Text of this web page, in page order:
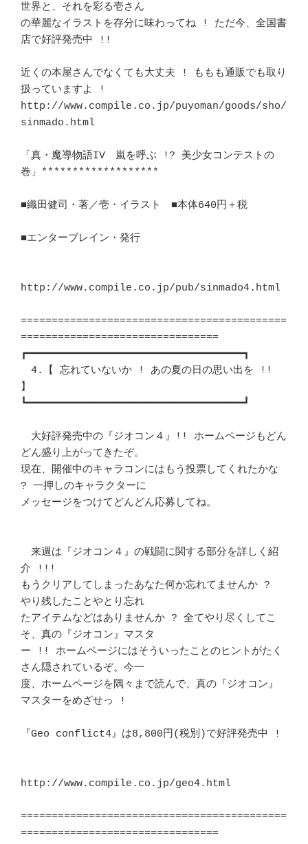
世界と、それを彩る壱さん
の華麗なイラストを存分に味わってね ! ただ今、全国書
店で好評発売中 !!
近くの本屋さんでなくても大丈夫 ! ももも通販でも取り
扱っていますよ !
http://www.compile.co.jp/puyoman/goods/sho/
sinmado.html
「真・魔導物語IV　嵐を呼ぶ !? 美少女コンテストの
巻」*******************
■織田健司・著／壱・イラスト　■本体640円＋税
■エンターブレイン・発行
http://www.compile.co.jp/pub/sinmado4.html
===========================================
================================
┏━━━━━━━━━━━━━━━━━━━━━━━━━━━━━━━━━━━┓
4.【 忘れていないか ! あの夏の日の思い出を !!
】
┗━━━━━━━━━━━━━━━━━━━━━━━━━━━━━━━━━━━┛
大好評発売中の『ジオコン４』!! ホームページもどん
どん盛り上がってきたぞ。
現在、開催中のキャラコンにはもう投票してくれたかな
? 一押しのキャラクターに
メッセージをつけてどんどん応募してね。
来週は『ジオコン４』の戦闘に関する部分を詳しく紹
介 !!!
もうクリアしてしまったあなた何か忘れてませんか ?
やり残したことやとり忘れ
たアイテムなどはありませんか ? 全てやり尽くしてこ
そ、真の『ジオコン』マスタ
ー !! ホームページにはそういったことのヒントがたく
さん隠されているぞ。今一
度、ホームページを隅々まで読んで、真の『ジオコン』
マスターをめざせっ !
『Geo conflict4』は8,800円(税別)で好評発売中 !
http://www.compile.co.jp/geo4.html
===========================================
================================